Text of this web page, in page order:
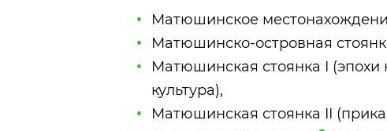
Матюшинское
Матюшинско‑островная
Матюшинская стоянка I (эпохи
культура),
Матюшинская стоянка II